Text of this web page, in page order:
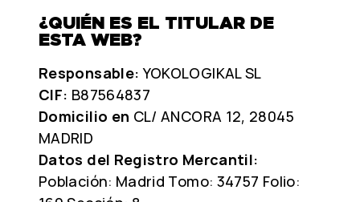
¿QUIÉN ES EL TITULAR DE
ESTA WEB?
Responsable: YOKOLOGIKAL SL
CIF: B87564837
Domicilio en CL/ ANCORA 12, 28045
MADRID
Datos del Registro Mercantil:
Población: Madrid Tomo: 34757 Folio: